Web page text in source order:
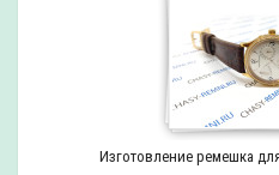
Изготовление ремешка